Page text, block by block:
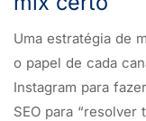
Uma estratégia de
o papel de cada
Instagram para
SEO para “resolver